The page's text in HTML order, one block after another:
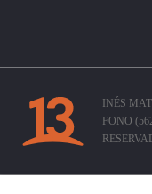
INÉS
FONO